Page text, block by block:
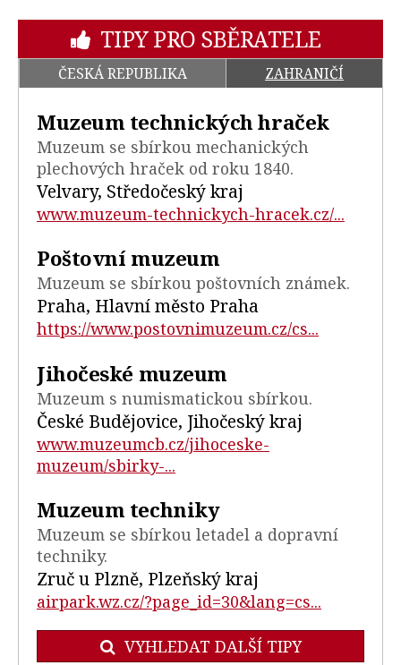
TIPY PRO SBĚRATELE
ČESKÁ REPUBLIKA ZAHRANIČÍ
Muzeum technických hraček
Muzeum se sbírkou mechanických
plechových hraček od roku 1840.
Velvary, Středočeský kraj
www.muzeum-technickych-hracek.cz/...
Poštovní muzeum
Muzeum se sbírkou poštovních známek.
Praha, Hlavní město Praha
https://www.postovnimuzeum.cz/cs...
Jihočeské muzeum
Muzeum s numismatickou sbírkou.
České Budějovice, Jihočeský kraj
www.muzeumcb.cz/jihoceske-
muzeum/sbirky-...
Muzeum techniky
Muzeum se sbírkou letadel a dopravní
techniky.
Zruč u Plzně, Plzeňský kraj
airpark.wz.cz/?page_id=30&lang=cs...
VYHLEDAT DALŠÍ TIPY